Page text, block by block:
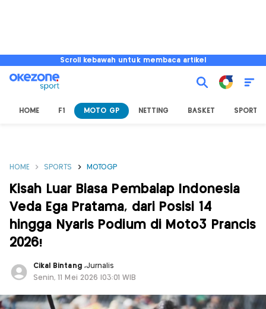
Scroll kebawah untuk membaca artikel
HOME F1 MOTO GP NETTING BASKET SPORT
HOME SPORTS MOTOGP
Kisah Luar Biasa Pembalap Indonesia
Veda Ega Pratama, dari Posisi 14
hingga Nyaris Podium di Moto3 Prancis
2026!
Cikal Bintang ,Jurnalis
Senin, 11 Mei 2026 |03:01 WIB